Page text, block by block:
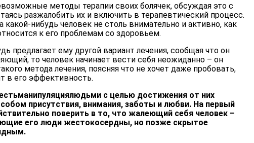
методы терапии своих болячек, обсуждая это с
разжалобить их и включить в терапевтический процесс.
какой-нибудь человек не столь внимательно и активно, как
к его проблемам со здоровьем.
предлагает ему другой вариант лечения, сообщая что он
то человек начинает вести себя неожиданно – он
метода лечения, поясняя что не хочет даже пробовать,
в его эффективность.
с целью достижения от них
присутствия, внимания, заботы и любви. На первый
поверить в то, что жалеющий себя человек –
его люди жестокосердны, но позже скрытое